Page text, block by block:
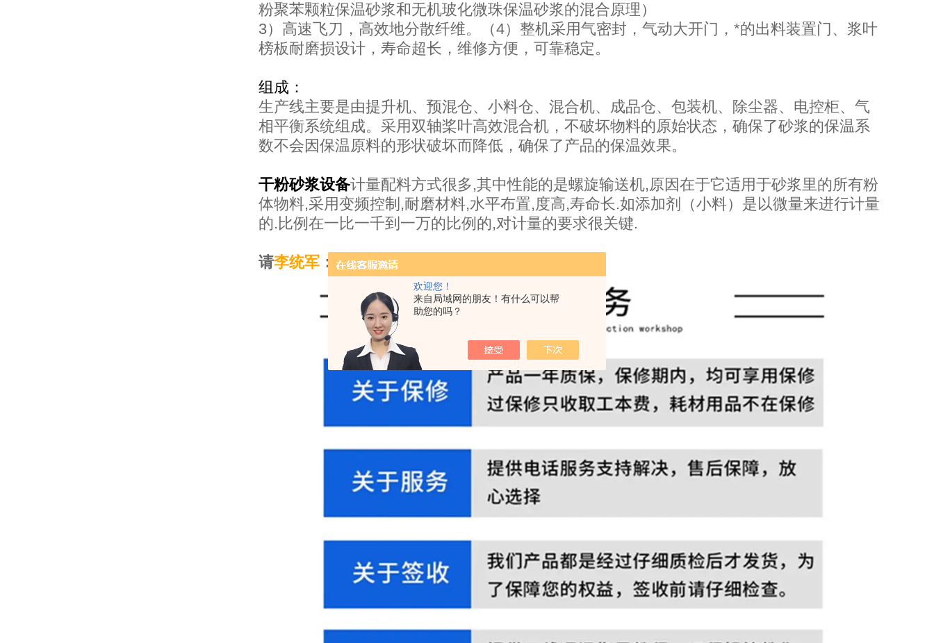
欢迎您！
来自局域网的朋友！有什么可以帮
助您的吗？
粉聚苯颗粒保温砂浆和无机玻化微珠保温砂浆的混合原理）
3）高速飞刀，高效地分散纤维。（4）整机采用气密封，气动大开门，*的出料装置门、浆叶
榜板耐磨损设计，寿命超长，维修方便，可靠稳定。
组成：
生产线主要是由提升机、预混仓、小料仓、混合机、成品仓、包装机、除尘器、电控柜、气
相平衡系统组成。采用双轴桨叶高效混合机，不破坏物料的原始状态，确保了砂浆的保温系
数不会因保温原料的形状破坏而降低，确保了产品的保温效果。
干粉砂浆设备计量配料方式很多,其中性能的是螺旋输送机,原因在于它适用于砂浆里的所有粉
体物料,采用变频控制,耐磨材料,水平布置,度高,寿命长.如添加剂（小料）是以微量来进行计量
的.比例在一比一千到一万的比例的,对计量的要求很关键.
请李统军 ：